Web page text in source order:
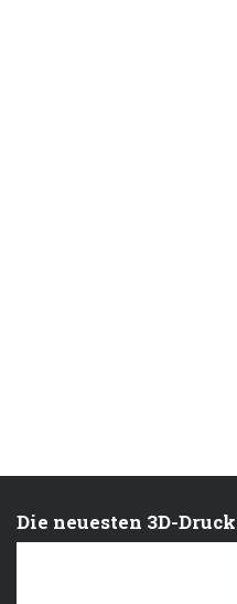
Die neuesten 3D-